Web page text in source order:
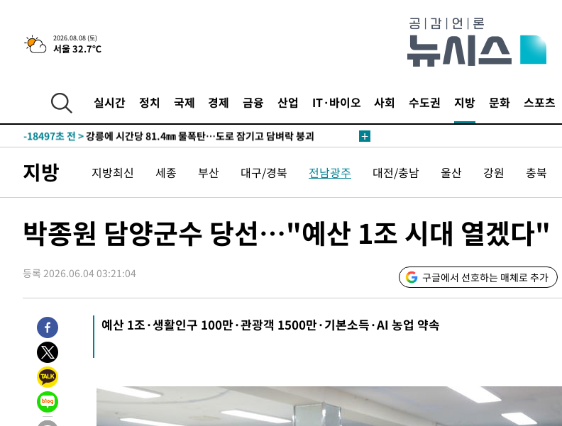
2026.08.08 (토)
서울 32.7℃
실시간 정치 국제 경제 금융 산업 IT·바이오 사회 수도권 지방 문화 스포츠
-26531초 전 >낮 최고 35도 '무더위'…동해안 시간당 30㎜ '강한 비'[내일날씨]
-25801초 전 >[속보]이강인 "감독님이 원하는 마음 느꼈고, 많은 트로피 원해 아
-24552초 전 >
온열질환 사망자 3명 늘어…누적 환자 3000명 돌파
-18497초 전 >
-14604초 전 >백운산서 80년근 천종산삼 9뿌리 발견…감정가 1.3억원
-9848초 전 >
남자 농구, 나고야 아시안게임서 '홈팀' 일본과 한일전
-9224초 전 >여수 오동도 해상서 모터보트 전복…1명 사망·1명 실종
주 날씨]
-2469초 전 >축구협회 "압수수색·성접대 논란 사과…쇄신의 기회로 삼겠다"
2시간 전 >'최고 37도' 폭염 지속…강원동해안 최대 150㎜ 비
4시간 전 >[속보]뉴욕증시 상승 마감…S&P 0.6% 나스닥 1.3%↑
-26531초 전 >
낮 최고 35도 '무더위'…동해안 시간당 30㎜ '강한 비'[내일날씨]
-25801초 전 >
[속보]이강인 "감독님이 원하는 마음 느꼈고, 많은 트로피 원해 아
틀레티코 이적"
-25583초 전 >
수도권 40도 육박 '펄펄'…동해안 일부 지역엔 호의주의보
-24552초 전 >
-18497초 전 >
강릉에 시간당 81.4㎜ 물폭탄…도로 잠기고 담벼락 붕괴
-14604초 전 >
백운산서 80년근 천종산삼 9뿌리 발견…감정가 1.3억원
지방 지방최신 세종 부산 대구/경북 전남광주 대전/충남 울산 강원 충북
박종원 담양군수 당선…"예산 1조 시대 열겠다"
등록 2026.06.04 03:21:04 구글에서 선호하는 매체로 추가
예산 1조·생활인구 100만·관광객 1500만·기본소득·AI 농업 약속